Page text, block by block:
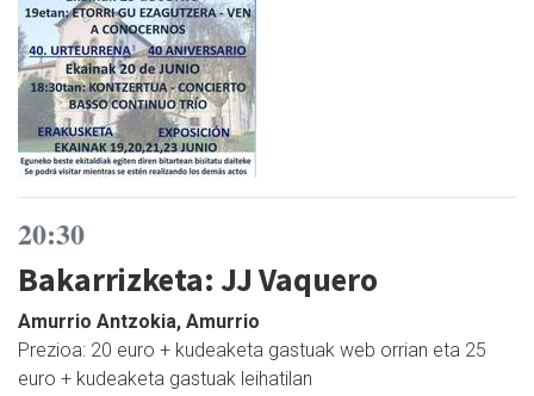
20:30
Bakarrizketa: JJ Vaquero
Amurrio Antzokia, Amurrio
Prezioa: 20 euro + kudeaketa gastuak web orrian eta 25
euro + kudeaketa gastuak leihatilan